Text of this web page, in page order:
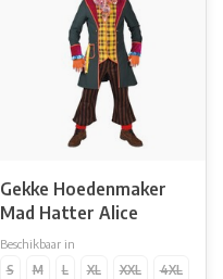
Gekke Hoedenmaker
Mad Hatter Alice
Beschikbaar in
S
M L XL XXL 4XL